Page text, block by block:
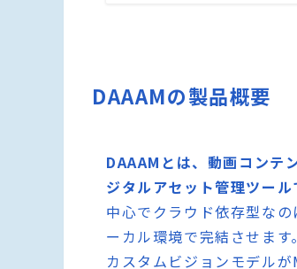
DAAAMの製品概要
DAAAMとは、動画コンテ
ジタルアセット管理ツール
中心でクラウド依存型な
ーカル環境で完結させます。
カスタムビジョンモデル